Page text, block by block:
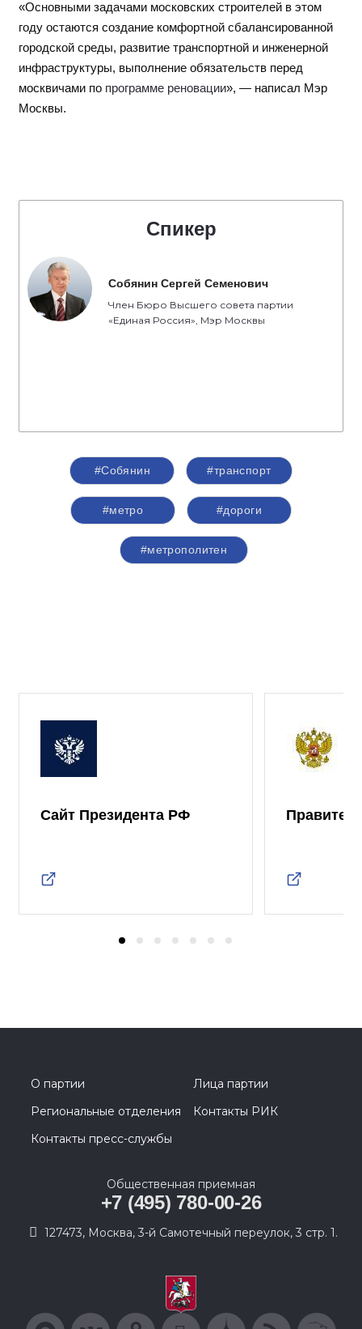
«Основными задачами московских строителей в этом
году остаются создание комфортной сбалансированной
городской среды, развитие транспортной и инженерной
инфраструктуры, выполнение обязательств перед
москвичами по программе реновации», — написал Мэр
Москвы.
Спикер
Собянин Сергей Семенович
Член Бюро Высшего совета партии
«Единая Россия», Мэр Москвы
#Собянин #транспорт
#метро #дороги
#метрополитен
Сайт Президента РФ
О партии
Лица партии
Региональные отделения
Контакты РИК
Контакты пресс-службы
Общественная приемная
+7 (495) 780-00-26
127473, Москва, 3-й Самотечный переулок, 3 стр. 1.